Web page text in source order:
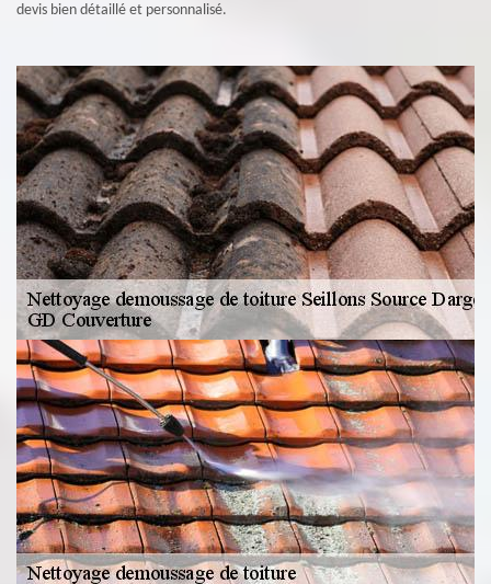
devis bien détaillé et personnalisé.